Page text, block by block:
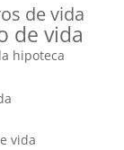
de vida
de vida
hipoteca
vida